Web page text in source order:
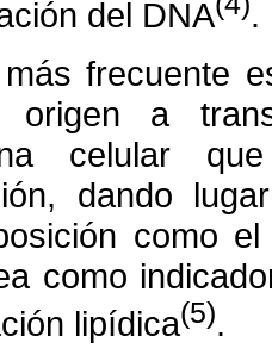
del DNA
.
frecuente
a
celular
dando
como
como
lipídica(5).